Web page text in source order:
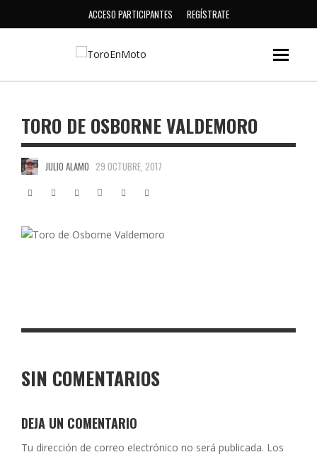
ACCESO PARTICIPANTES REGÍSTRATE
TORO DE OSBORNE VALDEMORO
JULIO ALAMO 29 OCTUBRE, 2017
SIN COMENTARIOS
DEJA UN COMENTARIO
Tu dirección de correo electrónico no será publicada. Los